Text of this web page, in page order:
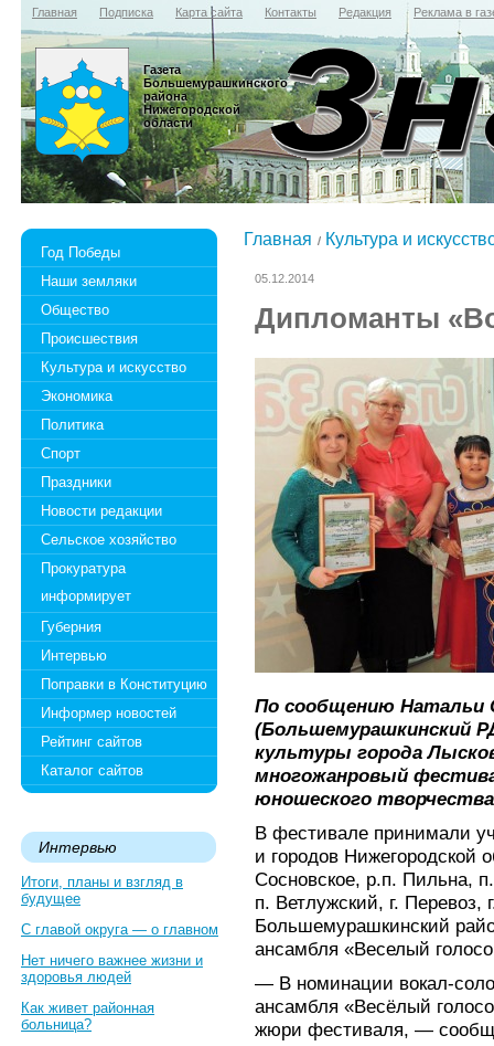
Главная Подписка Карта сайта Контакты Редакция Реклама в
Газета
Большемурашкинского
района
Нижегородской
области
Год Победы
Наши земляки
Общество
Происшествия
Культура и искусство
Экономика
Политика
Спорт
Праздники
Новости редакции
Сельское хозяйство
Прокуратура
информирует
Губерния
Интервью
Поправки в Конституцию
Информер новостей
Рейтинг сайтов
Каталог сайтов
Интервью
Итоги, планы и взгляд в
будущее
С главой округа — о главном
Нет ничего важнее жизни и
здоровья людей
Как живет районная
больница?
Главная Культура и
05.12.2014
Дипломанты
По сообщению Натальи
(Большемурашкинский
культуры города
многожанровый
юношеского
В фестивале принимали
и городов Нижегородской
Сосновское, р.п. Пильна,
п. Ветлужский, г. Перевоз,
Большемурашкинский
ансамбля «Веселый
— В номинации вокал-
ансамбля «Весёлый
жюри фестиваля, —